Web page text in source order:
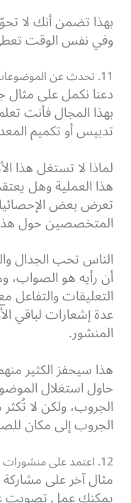
بهذا تضمن أنك لا
وفي نفس الوقت
11. تحدث عن الموضوعات الجدلية
دعنا نكمل على
بهذا المجال فأنت
تدبيس أو تكميم
لماذا لا تستغل هذا
هذا العملية وهل
تعرض بعض
المتخصصين حول
الناس تحب الجدال
أن رأيه هو الصواب،
التعليقات والتفاعل
عدة إشعارات لباقي
المنشور.
هذا سيحفز الكثير
حاول استغلال
الجروب، ولكن لا
الجروب إلى مكان
12. اعتمد على منشورات التصويت (Poll)
مثال آخر على